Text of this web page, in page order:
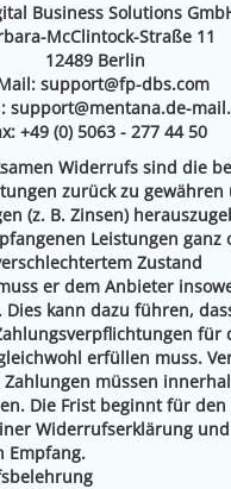
Business Solutions
McClintock-Straße 11
12489 Berlin
support@fp-dbs.com
support@mentana.de-
+49 (0) 5063 - 277 44 50
Widerrufs sind die
zurück zu gewähren
(z. B. Zinsen)
Leistungen ganz
Zustand
er dem Anbieter
Dies kann dazu führen,
für
erfüllen muss.
müssen
Die Frist beginnt für
Widerrufserklärung
Empfang.